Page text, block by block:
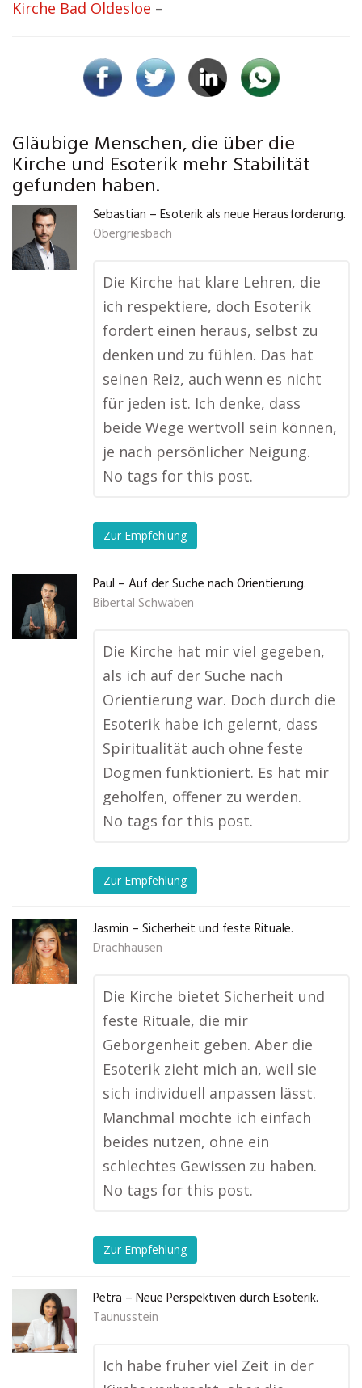
Kirche Bad Oldesloe –
Gläubige Menschen, die über die
Kirche und Esoterik mehr Stabilität
gefunden haben.
Sebastian – Esoterik als neue Herausforderung.
Obergriesbach
Die Kirche hat klare Lehren, die
ich respektiere, doch Esoterik
fordert einen heraus, selbst zu
denken und zu fühlen. Das hat
seinen Reiz, auch wenn es nicht
für jeden ist. Ich denke, dass
beide Wege wertvoll sein können,
je nach persönlicher Neigung.
No tags for this post.
Zur Empfehlung
Paul – Auf der Suche nach Orientierung.
Bibertal Schwaben
Die Kirche hat mir viel gegeben,
als ich auf der Suche nach
Orientierung war. Doch durch die
Esoterik habe ich gelernt, dass
Spiritualität auch ohne feste
Dogmen funktioniert. Es hat mir
geholfen, offener zu werden.
No tags for this post.
Zur Empfehlung
Jasmin – Sicherheit und feste Rituale.
Drachhausen
Die Kirche bietet Sicherheit und
feste Rituale, die mir
Geborgenheit geben. Aber die
Esoterik zieht mich an, weil sie
sich individuell anpassen lässt.
Manchmal möchte ich einfach
beides nutzen, ohne ein
schlechtes Gewissen zu haben.
No tags for this post.
Zur Empfehlung
Petra – Neue Perspektiven durch Esoterik.
Taunusstein
Ich habe früher viel Zeit in der